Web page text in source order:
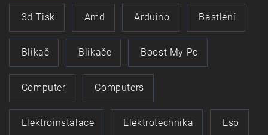
3d Tisk Amd Arduino Bastlení
Blikač Blikače Boost My Pc
Computer Computers
Elektroinstalace Elektrotechnika Esp